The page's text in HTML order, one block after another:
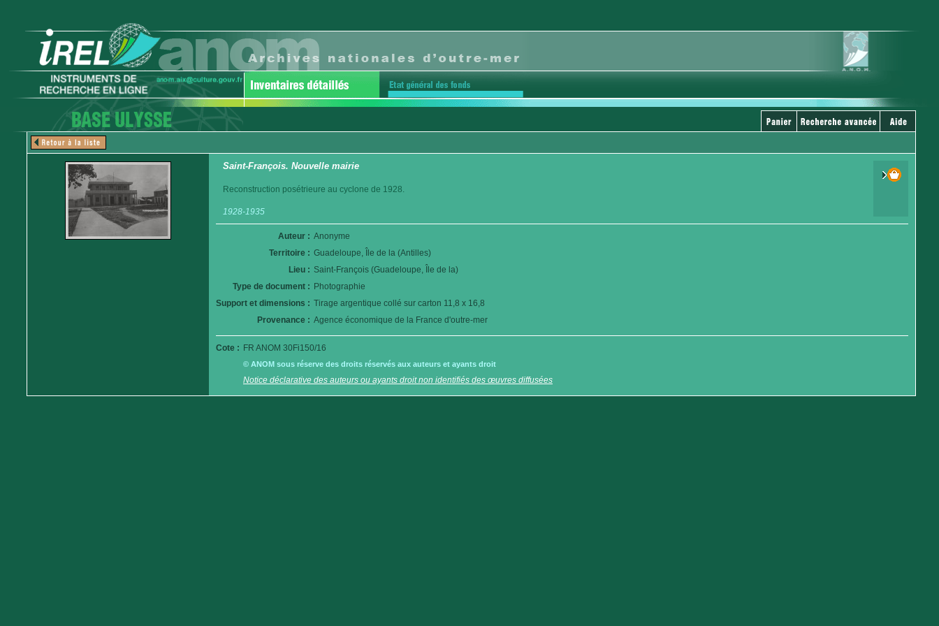
Saint-François. Nouvelle mairie
Reconstruction posétrieure au cyclone de 1928.
1928-1935
Auteur : Anonyme
Territoire : Guadeloupe, Île de la (Antilles)
Lieu : Saint-François (Guadeloupe, Île de la)
Type de document : Photographie
Support et dimensions : Tirage argentique collé sur carton 11,8 x 16,8
Provenance : Agence économique de la France d'outre-mer
Cote : FR ANOM 30Fi150/16
© ANOM sous réserve des droits réservés aux auteurs et ayants droit
Notice déclarative des auteurs ou ayants droit non identifiés des œuvres diffusées